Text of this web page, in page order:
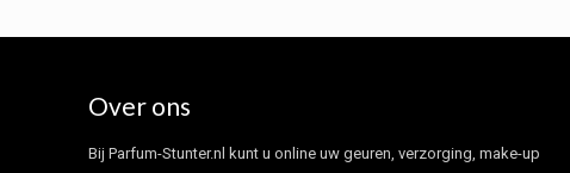
Over ons
Bij Parfum-Stunter.nl kunt u online uw geuren, verzorging, make-up